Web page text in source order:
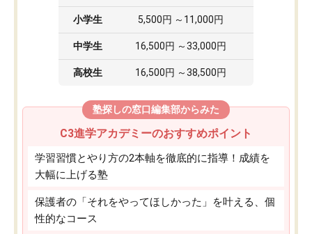
小学生 5,500円 ～11,000円
中学生 16,500円 ～33,000円
高校生 16,500円 ～38,500円
塾探しの窓口編集部からみた
C3進学アカデミーのおすすめポイント
学習習慣とやり方の2本軸を徹底的に指導！成績を
大幅に上げる塾
保護者の「それをやってほしかった」を叶える、個
性的なコース